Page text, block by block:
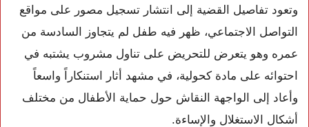
وتعود تفاصيل القضية إلى انتشار تسجيل مصور على مواقع
التواصل الاجتماعي، ظهر فيه طفل لم يتجاوز السادسة من
عمره وهو يتعرض للتحريض على تناول مشروب يشتبه في
احتوائه على مادة كحولية، في مشهد أثار استنكاراً واسعاً
وأعاد إلى الواجهة النقاش حول حماية الأطفال من مختلف
أشكال الاستغلال والإساءة.